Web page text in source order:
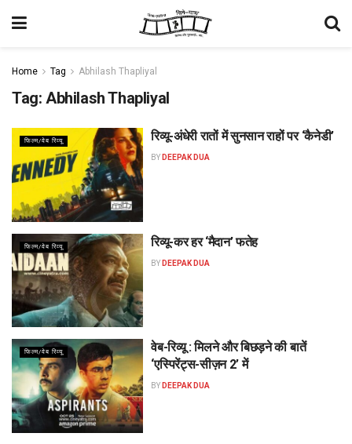
Home Tag Abhilash Thapliyal
Tag: Abhilash Thapliyal
फिल्म/वेब रिव्यू रिव्यू-अंधेरी रातों में सुनसान राहों पर ‘कैनेडी’
BY DEEPAK DUA
फिल्म/वेब रिव्यू रिव्यू-कर हर ‘मैदान’ फतेह
BY DEEPAK DUA
फिल्म/वेब रिव्यू
वेब-रिव्यू : मिलने और बिछड़ने की बातें
‘एस्पिरेंट्स-सीज़न 2’ में
BY DEEPAK DUA